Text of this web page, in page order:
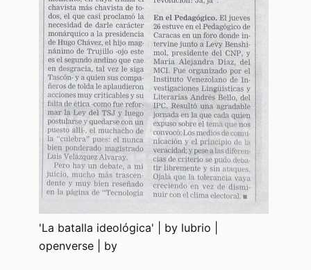
'La batalla ideológica' | by lubrio |
openverse | by